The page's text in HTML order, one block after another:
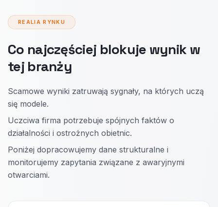
REALIA RYNKU
Co najczęściej blokuje wynik w
tej branży
Scamowe wyniki zatruwają sygnały, na których uczą
się modele.
Uczciwa firma potrzebuje spójnych faktów o
działalności i ostrożnych obietnic.
Poniżej dopracowujemy dane strukturalne i
monitorujemy zapytania związane z awaryjnymi
otwarciami.